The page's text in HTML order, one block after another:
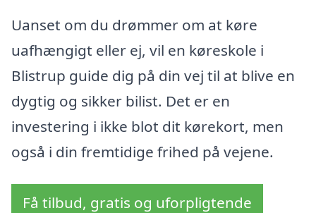
Uanset om du drømmer om at køre
uafhængigt eller ej, vil en køreskole i
Blistrup guide dig på din vej til at blive en
dygtig og sikker bilist. Det er en
investering i ikke blot dit kørekort, men
også i din fremtidige frihed på vejene.
Få tilbud, gratis og uforpligtende